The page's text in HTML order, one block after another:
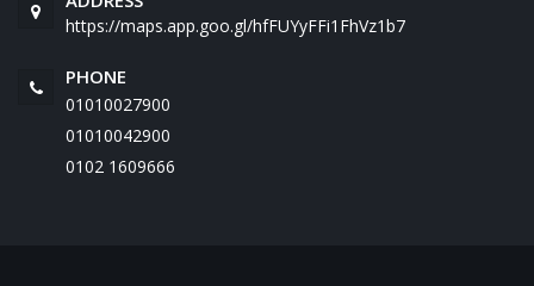
https://maps.app.goo.gl/hfFUYyFFi1FhVz1b7
PHONE
01010027900
01010042900
‭0102 1609666‬